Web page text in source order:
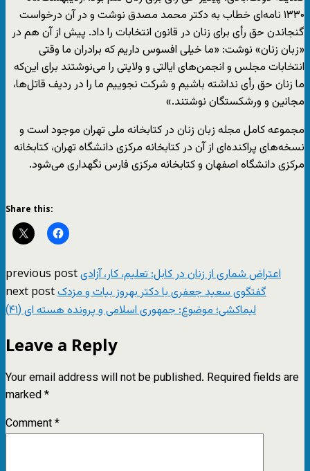
۱۳۳۰ نامه‌ای خطاب به دکتر محمد مصدق نوشت و در آن درخواست
گنجاندن حق رأی برای زنان در قانون انتخابات را داد. پیش از آن‌ هم در
«زبان زنان» نوشت: «ما خیلی افسوس داریم که برادران ما وقتی
انتخابات مجلس و انجمن‌های ایالتی و ولایتی را می‌نوشتند برای این‌که
ما زنان حق رأی نداشته باشیم و شرکت نجوییم ما را در ردیف قاتل‌ها،
مجانین و ورشکستگان نوشتند.»
مجموعه کامل مجله زبان زنان در کتابخانه ملی تهران موجود است و
نسخه‌های پراکنده‌ای از آن در کتابخانه مرکزی دانشگاه تهران، کتابخانه
مرکزی دانشگاه اصفهان و کتابخانه مرکزی فارس نگهداری می‌شود.
Share this:
previous postاعتراض شماری از زنان در کابل: تعلیم، کار، آزادی
next postگفتگوی سعید جعفری با دکتر بهروز بیات و مزدک
لیماکشی؛ موضوع: جمهوری اسلامی و پرونده هسته ای (۴۱)
Leave a Reply
Your email address will not be published. Required fields are
marked*
Comment*